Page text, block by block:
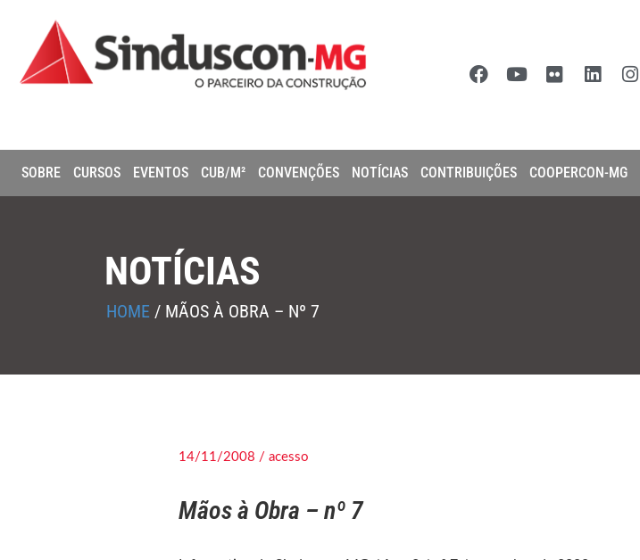
SOBRE CURSOS EVENTOS CUB/M² CONVENÇÕES NOTÍCIAS CONTRIBUIÇÕES COOPERCON-MG
NOTÍCIAS
HOME / MÃOS À OBRA – Nº 7
14/11/2008 / acesso
Mãos à Obra – nº 7